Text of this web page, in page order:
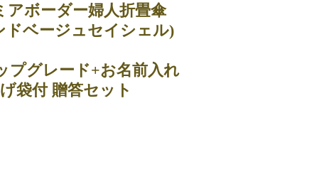
アボーダー婦人折畳傘
ドベージュセイシェル)
プグレード+お名前入れ
袋付 贈答セット